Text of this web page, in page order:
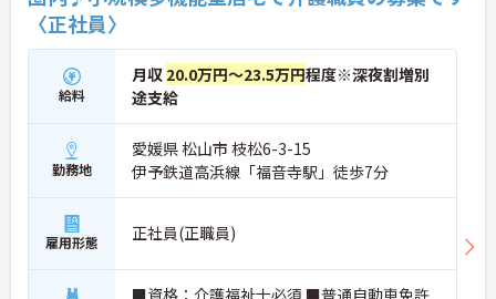
〈正社員〉
給料
月収 20.0万円～23.5万円程度※深夜割増別
途支給
勤務地
愛媛県 松山市 枝松6-3-15
伊予鉄道高浜線「福音寺駅」徒歩7分
雇用形態 正社員(正職員)
■資格：介護福祉士必須 ■普通自動車免許